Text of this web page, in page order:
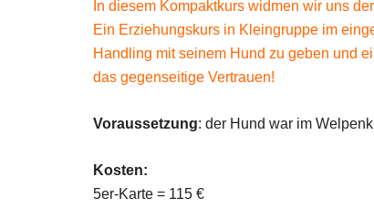
In diesem Kompaktkurs widmen wir uns
Ein Erziehungskurs in Kleingruppe im
Handling mit seinem Hund zu geben und
das gegenseitige Vertrauen!
Voraussetzung: der Hund war im
Kosten:
5er-Karte = 115 €